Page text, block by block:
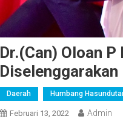
Dr.(Can) Oloan
Diselenggarakan
Daerah Humbang
Februari 13, 2022 Admin